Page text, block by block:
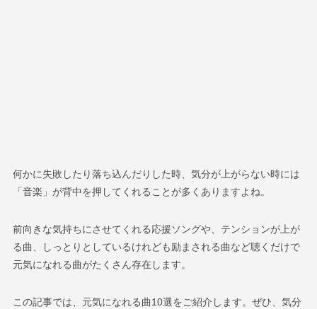
何かに失敗したり落ち込んだりした時、気分が上がらない時には
「音楽」が背中を押してくれることが多くありますよね。
前向きな気持ちにさせてくれる応援ソングや、テンションが上が
る曲、しっとりとしているけれども励まされる曲など聴くだけで
元気になれる曲がたくさん存在します。
この記事では、 元気になれる曲10選をご紹介します。ぜひ、気分